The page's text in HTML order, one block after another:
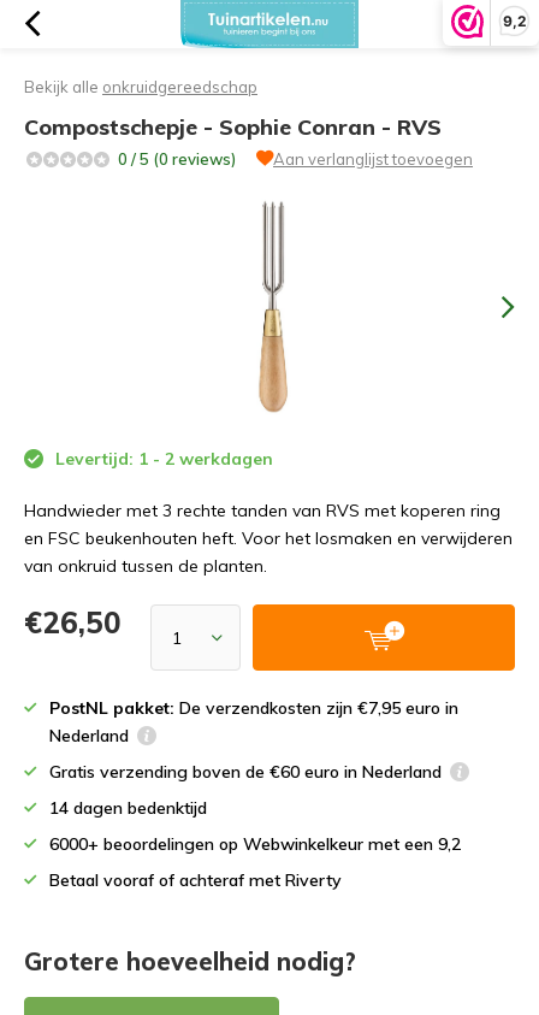
9,2
Bekijk alle onkruidgereedschap
Compostschepje - Sophie Conran - RVS
0 / 5 (0 reviews) Aan verlanglijst toevoegen
Levertijd: 1 - 2 werkdagen
Handwieder met 3 rechte tanden van RVS met koperen ring
en FSC beukenhouten heft. Voor het losmaken en verwijderen
van onkruid tussen de planten.
€26,50
PostNL pakket: De verzendkosten zijn €7,95 euro in
Nederland
Gratis verzending boven de €60 euro in Nederland
14 dagen bedenktijd
6000+ beoordelingen op Webwinkelkeur met een 9,2
Betaal vooraf of achteraf met Riverty
Grotere hoeveelheid nodig?